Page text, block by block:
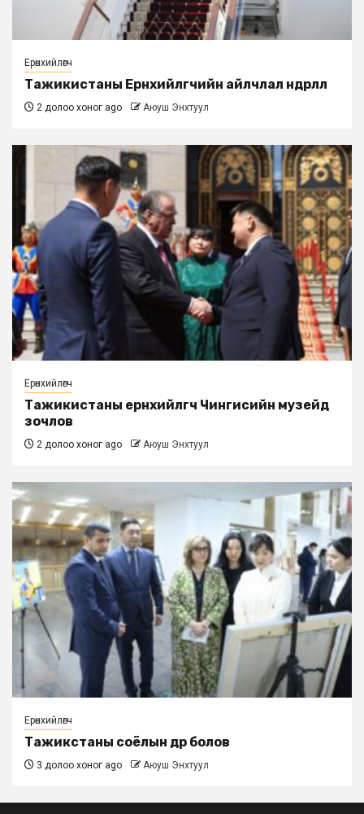
Ерөнхийлөгч
Тажикистаны Ерөнхийлөгчийн айлчлал өндөрлөлөө
2 долоо хоног ago Аюуш Энхтуул
Ерөнхийлөгч
Тажикистаны ерөнхийлөгч Чингисийн музейд
зочлов
2 долоо хоног ago Аюуш Энхтуул
Ерөнхийлөгч
Тажикстаны соёлын өдөр болов
3 долоо хоног ago Аюуш Энхтуул